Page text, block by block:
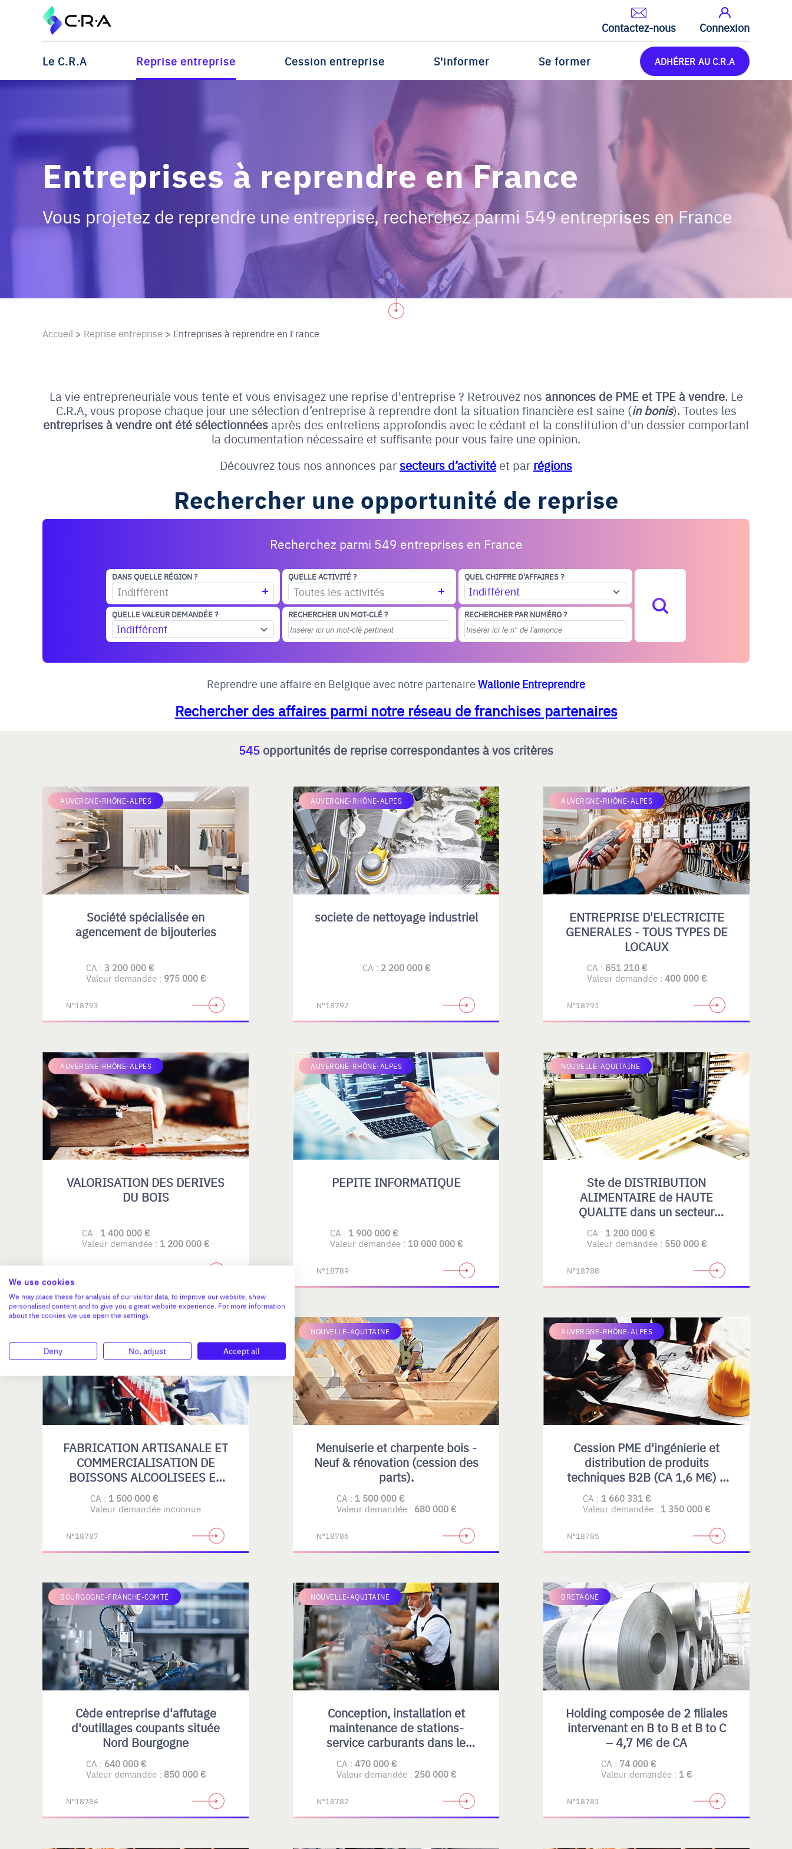
Contactez-nous Connexion
Le C.R.A Reprise entreprise Cession entreprise S'informer Se former ADHÉRER AU C.R.A
Entreprises à reprendre en France
Vous projetez de reprendre une entreprise, recherchez parmi 549 entreprises en France
Accueil > Reprise entreprise > Entreprises à reprendre en France
La vie entrepreneuriale vous tente et vous envisagez une reprise d'entreprise ? Retrouvez nos annonces de PME etTPE à vendre. Le
C.R.A, vous propose chaque jour une sélection d’entreprise à reprendre dont la situation financière est saine (in bonis). Toutes les
entreprises à vendre ont été sélectionnéesaprès des entretiens approfondis avec le cédant et la constitution d'un dossier comportant
la documentation nécessaire et suffisante pour vous faire une opinion.
Découvrez tous nos annonces parsecteurs d’activité et par régions
Rechercher une opportunité de reprise
Recherchez parmi 549 entreprises en France
DANS QUELLE RÉGION ?
Indifférent
QUELLE ACTIVITÉ ?
Toutes les activités
QUEL CHIFFRE D'AFFAIRES ?
Indifférent
QUELLE VALEUR DEMANDÉE ?
Indifférent
RECHERCHER UN MOT-CLÉ ? RECHERCHER PAR NUMÉRO ?
Reprendre une affaire en Belgique avec notre partenaire Wallonie Entreprendre
Rechercher des affaires parmi notre réseau de franchises partenaires
545 opportunités de reprise correspondantes à vos critères
AUVERGNE-RHÔNE-ALPES
Société spécialisée en
agencement de bijouteries
CA : 3 200 000 €
Valeur demandée : 975 000 €
N°18793
AUVERGNE-RHÔNE-ALPES
societe de nettoyage industriel
CA : 2 200 000 €
N°18792
AUVERGNE-RHÔNE-ALPES
ENTREPRISE D'ELECTRICITE
GENERALES - TOUS TYPES DE
LOCAUX
CA : 851 210 €
Valeur demandée : 400 000 €
N°18791
AUVERGNE-RHÔNE-ALPES
VALORISATION DES DERIVES
DU BOIS
CA : 1 400 000 €
Valeur demandée : 1 200 000 €
AUVERGNE-RHÔNE-ALPES
PEPITE INFORMATIQUE
CA : 1 900 000 €
Valeur demandée : 10 000 000 €
N°18789
NOUVELLE-AQUITAINE
Ste de DISTRIBUTION
ALIMENTAIRE de HAUTE
QUALITE dans un secteur
spécialisé.
CA : 1 200 000 €
Valeur demandée : 550 000 €
N°18788
FABRICATION ARTISANALE ET
COMMERCIALISATION DE
BOISSONS ALCOOLISEES ET
SANS ALCOOL
CA : 1 500 000 €
Valeur demandée inconnue
N°18787
NOUVELLE-AQUITAINE
Menuiserie et charpente bois -
Neuf & rénovation (cession des
parts).
CA : 1 500 000 €
Valeur demandée : 680 000 €
N°18786
AUVERGNE-RHÔNE-ALPES
Cession PME d'ingénierie et
distribution de produits
techniques B2B (CA 1,6 M€) –
Rhône-Alpes
CA : 1 660 331 €
Valeur demandée : 1 350 000 €
N°18785
BOURGOGNE-FRANCHE-COMTÉ
Cède entreprise d'affutage
d'outillages coupants située
Nord Bourgogne
CA : 640 000 €
Valeur demandée : 850 000 €
N°18784
NOUVELLE-AQUITAINE
Conception, installation et
maintenance de stations-
service carburants dans le
Privatif et collectivités
CA : 470 000 €
Valeur demandée : 250 000 €
N°18782
BRETAGNE
Holding composée de 2 filiales
intervenant en B to B et B to C
– 4,7 M€ de CA
CA : 74 000 €
Valeur demandée : 1 €
N°18781
We use cookies
We may place these for analysis of our visitor data, to improve our website, show
personalised content and to give you a great website experience. For more information
about the cookies we use open the settings.
Deny No, adjust Accept all